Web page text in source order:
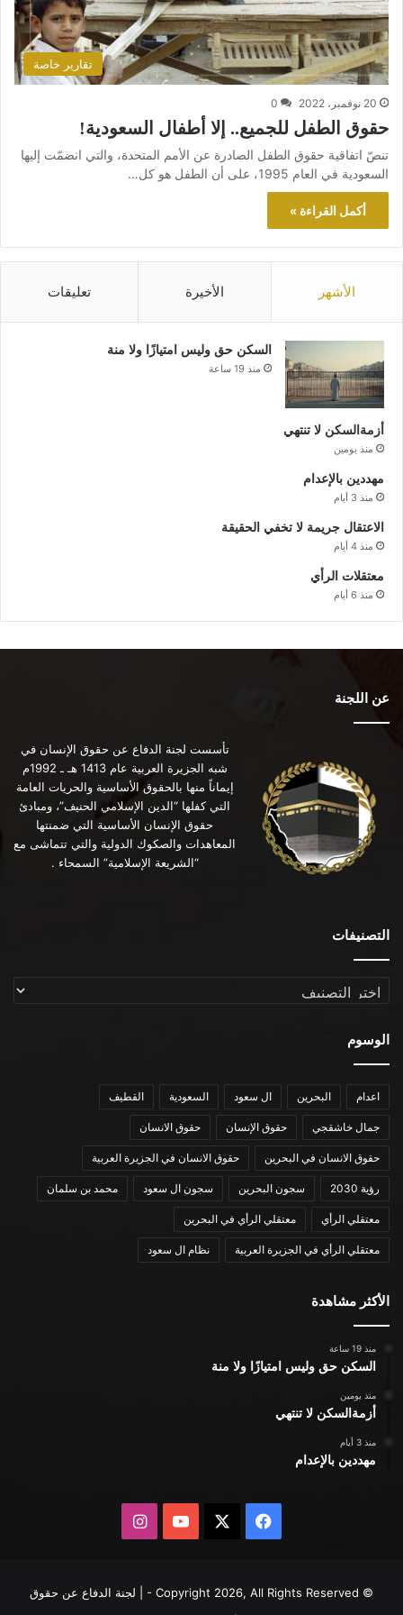
تقارير خاصة
20 نوفمبر، 2022 0
حقوق الطفل للجميع.. إلا أطفال السعودية!
تنصّ اتفاقية حقوق الطفل الصادرة عن الأمم المتحدة، والتي انضمّت إليها
السعودية في العام 1995، على أن الطفل هو كل…
أكمل القراءة »
الأشهر الأخيرة تعليقات
السكن حق وليس امتيازًا ولا منة
منذ 19 ساعة
أزمةالسكن لا تنتهي
منذ يومين
مهددين بالإعدام
منذ 3 أيام
الاعتقال جريمة لا تخفي الحقيقة
منذ 4 أيام
معتقلات الرأي
منذ 6 أيام
عن اللجنة
تأسست لجنة الدفاع عن حقوق الإنسان في
شبه الجزيرة العربية عام 1413 هـ ـ 1992م
إيماناً منها بالحقوق الأساسية والحريات العامة
التي كفلها “الدين الإسلامي الحنيف”، ومبادئ
حقوق الإنسان الأساسية التي ضمنتها
المعاهدات والصكوك الدولية والتي تتماشى مع
“الشريعة الإسلامية” السمحاء .
التصنيفات
التصنيفات
الوسوم
اعدام البحرين ال سعود السعودية القطيف
جمال خاشقجي حقوق الإنسان حقوق الانسان
حقوق الانسان في البحرين حقوق الانسان في الجزيرة العربية
رؤية 2030 سجون البحرين سجون ال سعود محمد بن سلمان
معتقلي الرأي معتقلي الرأي في البحرين
معتقلي الرأي في الجزيرة العربية نظام ال سعود
الأكثر مشاهدة
منذ 19 ساعة
السكن حق وليس امتيازًا ولا منة
منذ يومين
أزمةالسكن لا تنتهي
منذ 3 أيام
مهددين بالإعدام
فيسبوك يوتيوبانستقرام
© Copyright 2026, All Rights Reserved - | لجنة الدفاع عن حقوق